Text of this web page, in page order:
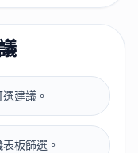
建議。
板篩選。